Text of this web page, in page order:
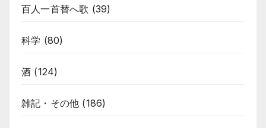
百人一首替へ歌 (39)
科学 (80)
酒 (124)
雑記・その他 (186)